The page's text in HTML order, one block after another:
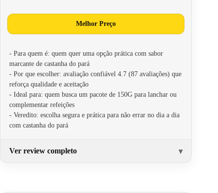
Melhor Preço
- Para quem é: quem quer uma opção prática com sabor
marcante de castanha do pará
- Por que escolher: avaliação confiável 4.7 (87 avaliações) que
reforça qualidade e aceitação
- Ideal para: quem busca um pacote de 150G para lanchar ou
complementar refeições
- Veredito: escolha segura e prática para não errar no dia a dia
com castanha do pará
Ver review completo